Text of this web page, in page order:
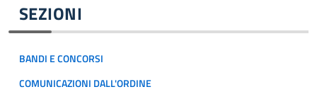
SEZIONI
BANDI E CONCORSI
COMUNICAZIONI DALL'ORDINE